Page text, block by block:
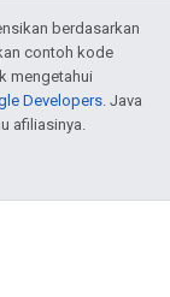
berdasarkan
contoh kode
mengetahui
Developers. Java
afiliasinya.